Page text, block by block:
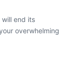
end its
overwhelming